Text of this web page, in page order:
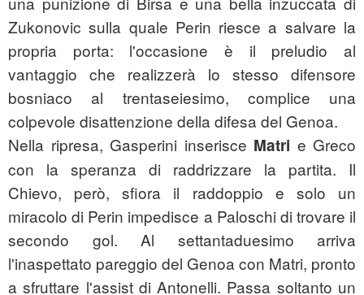
Zukonovic sulla quale Perin riesce a salvare la
propria porta: l'occasione è il preludio al
vantaggio che realizzerà lo stesso difensore
bosniaco al trentaseiesimo, complice una
colpevole disattenzione della difesa del Genoa.
Nella ripresa, Gasperini inserisce Matri e Greco
con la speranza di raddrizzare la partita. Il
Chievo, però, sfiora il raddoppio e solo un
miracolo di Perin impedisce a Paloschi di trovare il
secondo gol. Al settantaduesimo arriva
l'inaspettato pareggio del Genoa con Matri, pronto
a sfruttare l'assist di Antonelli. Passa soltanto un